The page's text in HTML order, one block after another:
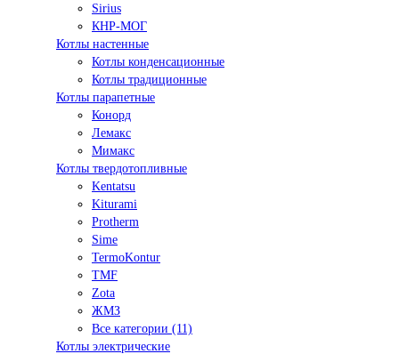
Sirius
КНР-МОГ
Котлы настенные
Котлы конденсационные
Котлы традиционные
Котлы парапетные
Конорд
Лемакс
Мимакс
Котлы твердотопливные
Kentatsu
Kiturami
Protherm
Sime
TermoKontur
TMF
Zota
ЖМЗ
Все категории (11)
Котлы электрические